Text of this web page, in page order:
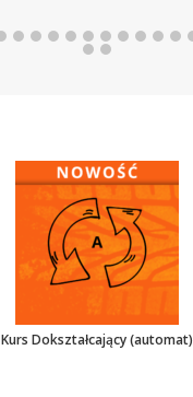
Kurs Dokształcający (automat)